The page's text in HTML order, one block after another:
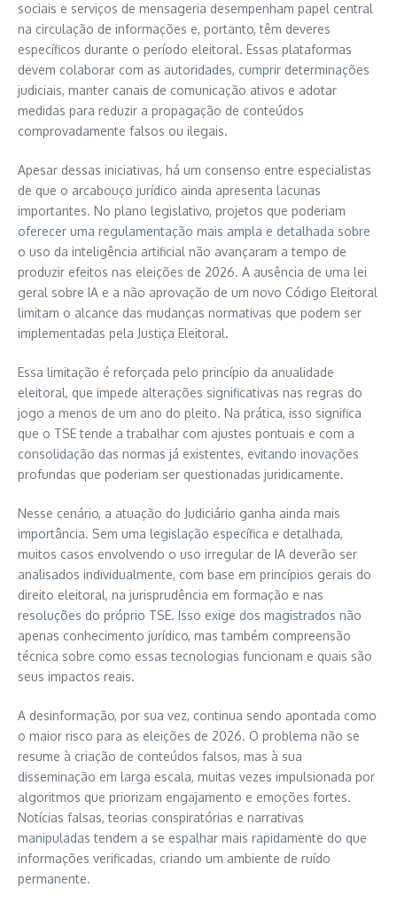
sociais e serviços de mensageria desempenham papel central
na circulação de informações e, portanto, têm deveres
específicos durante o período eleitoral. Essas plataformas
devem colaborar com as autoridades, cumprir determinações
judiciais, manter canais de comunicação ativos e adotar
medidas para reduzir a propagação de conteúdos
comprovadamente falsos ou ilegais.
Apesar dessas iniciativas, há um consenso entre especialistas
de que o arcabouço jurídico ainda apresenta lacunas
importantes. No plano legislativo, projetos que poderiam
oferecer uma regulamentação mais ampla e detalhada sobre
o uso da inteligência artificial não avançaram a tempo de
produzir efeitos nas eleições de 2026. A ausência de uma lei
geral sobre IA e a não aprovação de um novo Código Eleitoral
limitam o alcance das mudanças normativas que podem ser
implementadas pela Justiça Eleitoral.
Essa limitação é reforçada pelo princípio da anualidade
eleitoral, que impede alterações significativas nas regras do
jogo a menos de um ano do pleito. Na prática, isso significa
que o TSE tende a trabalhar com ajustes pontuais e com a
consolidação das normas já existentes, evitando inovações
profundas que poderiam ser questionadas juridicamente.
Nesse cenário, a atuação do Judiciário ganha ainda mais
importância. Sem uma legislação específica e detalhada,
muitos casos envolvendo o uso irregular de IA deverão ser
analisados individualmente, com base em princípios gerais do
direito eleitoral, na jurisprudência em formação e nas
resoluções do próprio TSE. Isso exige dos magistrados não
apenas conhecimento jurídico, mas também compreensão
técnica sobre como essas tecnologias funcionam e quais são
seus impactos reais.
A desinformação, por sua vez, continua sendo apontada como
o maior risco para as eleições de 2026. O problema não se
resume à criação de conteúdos falsos, mas à sua
disseminação em larga escala, muitas vezes impulsionada por
algoritmos que priorizam engajamento e emoções fortes.
Notícias falsas, teorias conspiratórias e narrativas
manipuladas tendem a se espalhar mais rapidamente do que
informações verificadas, criando um ambiente de ruído
permanente.